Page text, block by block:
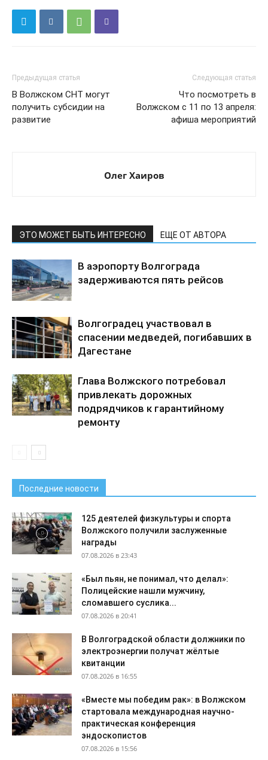
Предыдущая статья
В Волжском СНТ могут
получить субсидии на
развитие
Следующая статья
Что посмотреть в
Волжском с 11 по 13 апреля:
афиша мероприятий
Олег Хаиров
ЭТО МОЖЕТ БЫТЬ ИНТЕРЕСНО ЕЩЕ ОТ АВТОРА
В аэропорту Волгограда
задерживаются пять рейсов
Волгоградец участвовал в
спасении медведей, погибавших в
Дагестане
Глава Волжского потребовал
привлекать дорожных
подрядчиков к гарантийному
ремонту
Последние новости
125 деятелей физкультуры и спорта
Волжского получили заслуженные
награды
07.08.2026 в 23:43
«Был пьян, не понимал, что делал»:
Полицейские нашли мужчину,
сломавшего суслика...
07.08.2026 в 20:41
В Волгоградской области должники по
электроэнергии получат жёлтые
квитанции
07.08.2026 в 16:55
«Вместе мы победим рак»: в Волжском
стартовала международная научно-
практическая конференция
эндоскопистов
07.08.2026 в 15:56